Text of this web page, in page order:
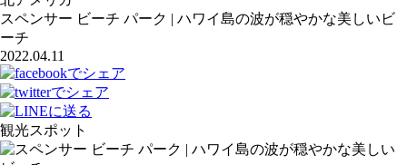
スペンサー ビーチ パーク | ハワイ島の波が穏やかな美しいビ
ーチ
2022.04.11
観光スポット